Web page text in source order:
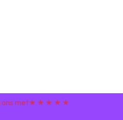
met★ ★ ★ ★ ★